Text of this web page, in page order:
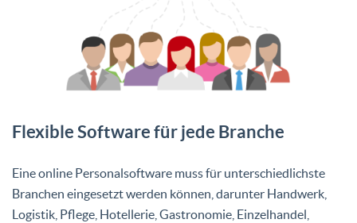
Flexible Software für jede Branche
Eine online Personalsoftware muss für unterschiedlichste
Branchen eingesetzt werden können, darunter Handwerk,
Logistik, Pflege, Hotellerie, Gastronomie, Einzelhandel,